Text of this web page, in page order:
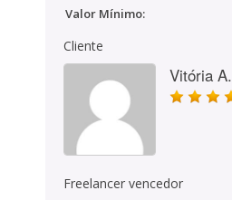
Valor Mínimo:
Cliente
Vitória A.
Freelancer vencedor